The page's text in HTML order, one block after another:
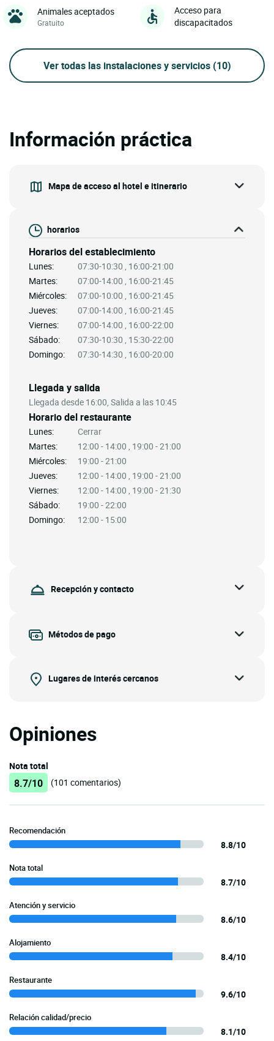
Animales aceptados
Gratuito
Acceso para
discapacitados
Ver todas las instalaciones y servicios (10)
Información práctica
Mapa de acceso al hotel e itinerario
horarios
Horarios del establecimiento
Lunes:
07:30-10:30 , 16:00-21:00
Martes:
07:00-14:00 , 16:00-21:45
Miércoles:
07:00-10:00 , 16:00-21:45
Jueves:
07:00-14:00 , 16:00-21:45
Viernes:
07:00-14:00 , 16:00-22:00
Sábado:
07:30-10:30 , 15:30-22:00
Domingo:
07:30-14:30 , 16:00-20:00
Llegada y salida
Llegada desde 16:00, Salida a las 10:45
Horario del restaurante
Lunes:
Cerrar
Martes:
12:00 - 14:00 , 19:00 - 21:00
Miércoles:
19:00 - 21:00
Jueves:
12:00 - 14:00 , 19:00 - 21:00
Viernes:
12:00 - 14:00 , 19:00 - 21:30
Sábado:
19:00 - 22:00
Domingo:
12:00 - 15:00
Recepción y contacto
Métodos de pago
Lugares de interés cercanos
Opiniones
Nota total
8.7/10 (101 comentarios)
Recomendación
8.8/10
Nota total
8.7/10
Atención y servicio
8.6/10
Alojamiento
8.4/10
Restaurante
9.6/10
Relación calidad/precio
8.1/10